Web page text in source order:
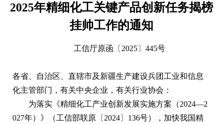
2025年精细化工关键产品创新任务揭榜
挂帅工作的通知
工信厅原函〔2025〕445号
各省、自治区、直辖市及新疆生产建设兵团工业和信息
化主管部门，有关中央企业，有关行业协会：
为落实《精细化工产业创新发展实施方案（2024—2
027年）》（工信部联原〔2024〕136号），加快我国精